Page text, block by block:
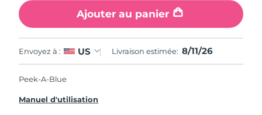
Ajouter au panier
Envoyez à : US Livraison estimée: 8/11/26
Peek-A-Blue
Manuel d'utilisation